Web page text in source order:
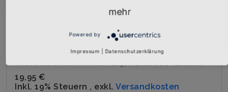
Girly-Shirt "ABRISS DUO Logo" schwarz
Vorderseite bedruckt mit dem Logo "ABRISS DUO" Erhältlic...
19,95 €
Inkl. 19% Steuern , exkl. Versandkosten
mehr
Powered by
Impressum Datenschutzerklärung